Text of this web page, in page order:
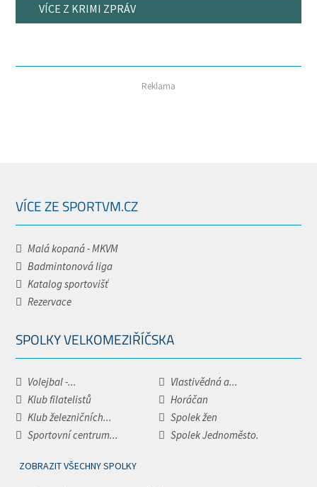
VÍCE Z KRIMI ZPRÁV
Reklama
VÍCE ZE SPORTVM.CZ
Malá kopaná - MKVM
Badmintonová liga
Katalog sportovišť
Rezervace
SPOLKY VELKOMEZIŘÍČSKA
Volejbal -...
Vlastivědná a...
Klub filatelistů
Horáčan
Klub železničních...
Spolek žen
Sportovní centrum...
Spolek Jednoměsto.
ZOBRAZIT VŠECHNY SPOLKY